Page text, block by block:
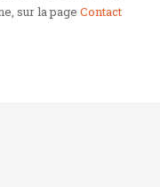
sur la pageContact